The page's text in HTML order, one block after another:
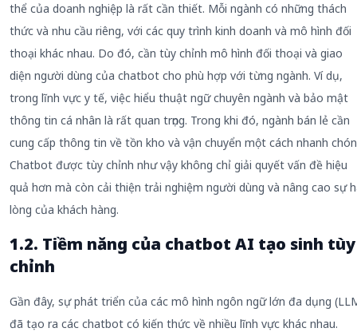
thể của doanh nghiệp là rất cần thiết. Mỗi ngành có những thách
thức và nhu cầu riêng, với các quy trình kinh doanh và mô hình đối
thoại khác nhau. Do đó, cần tùy chỉnh mô hình đối thoại và giao
diện người dùng của chatbot cho phù hợp với từng ngành. Ví dụ,
trong lĩnh vực y tế, việc hiểu thuật ngữ chuyên ngành và bảo mật
thông tin cá nhân là rất quan trọng. Trong khi đó, ngành bán lẻ cần
cung cấp thông tin về tồn kho và vận chuyển một cách nhanh
Chatbot được tùy chỉnh như vậy không chỉ giải quyết vấn đề hiệu
quả hơn mà còn cải thiện trải nghiệm người dùng và nâng cao sự
lòng của khách hàng.
1.2. Tiềm năng của chatbot AI tạo sinh tùy
chỉnh
Gần đây, sự phát triển của các mô hình ngôn ngữ lớn đa dụng
đã tạo ra các chatbot có kiến thức về nhiều lĩnh vực khác nhau.